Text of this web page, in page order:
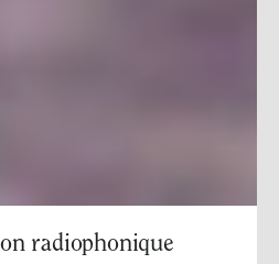
radiophonique